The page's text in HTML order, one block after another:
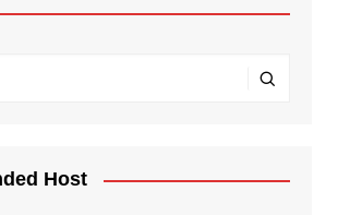
Host